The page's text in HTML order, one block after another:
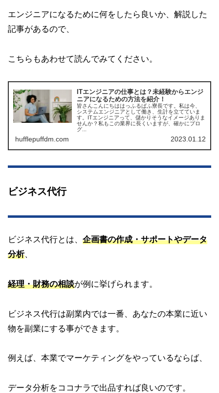
エンジニアになるために何をしたら良いか、解説した
記事があるので、
こちらもあわせて読んでみてください。
ITエンジニアの仕事とは？未経験からエンジ
ニアになるための方法を紹介！
皆さんこんにちははっふるぱふ寮長です。私は今、
システムエンジニアとして働き、生計を立てていま
す。ITエンジニアって、儲かりそうなイメージありま
せんか？私もこの業界に長くいますが、確かにプロ
グ...
hufflepuffdm.com 2023.01.12
ビジネス代行
ビジネス代行とは、 企画書の作成・サポートやデータ
分析、
経理・財務の相談が例に挙げられます。
ビジネス代行は副業内では一番、あなたの本業に近い
物を副業にする事ができます。
例えば、本業でマーケティングをやっているならば、
データ分析をココナラで出品すれば良いのです。